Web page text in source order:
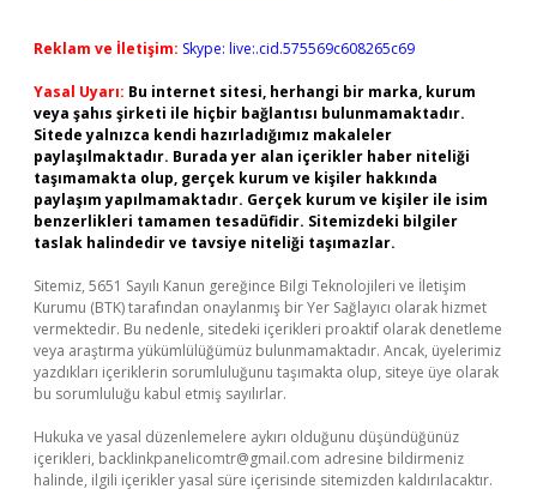
Reklam ve İletişim: Skype: live:.cid.575569c608265c69
Yasal Uyarı: Bu internet sitesi, herhangi bir marka, kurum
veya şahıs şirketi ile hiçbir bağlantısı bulunmamaktadır.
Sitede yalnızca kendi hazırladığımız makaleler
paylaşılmaktadır. Burada yer alan içerikler haber niteliği
taşımamakta olup, gerçek kurum ve kişiler hakkında
paylaşım yapılmamaktadır. Gerçek kurum ve kişiler ile isim
benzerlikleri tamamen tesadüfidir. Sitemizdeki bilgiler
taslak halindedir ve tavsiye niteliği taşımazlar.
Sitemiz, 5651 Sayılı Kanun gereğince Bilgi Teknolojileri ve İletişim
Kurumu (BTK) tarafından onaylanmış bir Yer Sağlayıcı olarak hizmet
vermektedir. Bu nedenle, sitedeki içerikleri proaktif olarak denetleme
veya araştırma yükümlülüğümüz bulunmamaktadır. Ancak, üyelerimiz
yazdıkları içeriklerin sorumluluğunu taşımakta olup, siteye üye olarak
bu sorumluluğu kabul etmiş sayılırlar.
Hukuka ve yasal düzenlemelere aykırı olduğunu düşündüğünüz
içerikleri, backlinkpanelicomtr@gmail.com adresine bildirmeniz
halinde, ilgili içerikler yasal süre içerisinde sitemizden kaldırılacaktır.